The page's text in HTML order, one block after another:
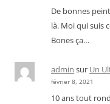
De bonnes
là. Moi qui suis
Bones ça…
admin sur Un
février 8, 2021
10 ans tout